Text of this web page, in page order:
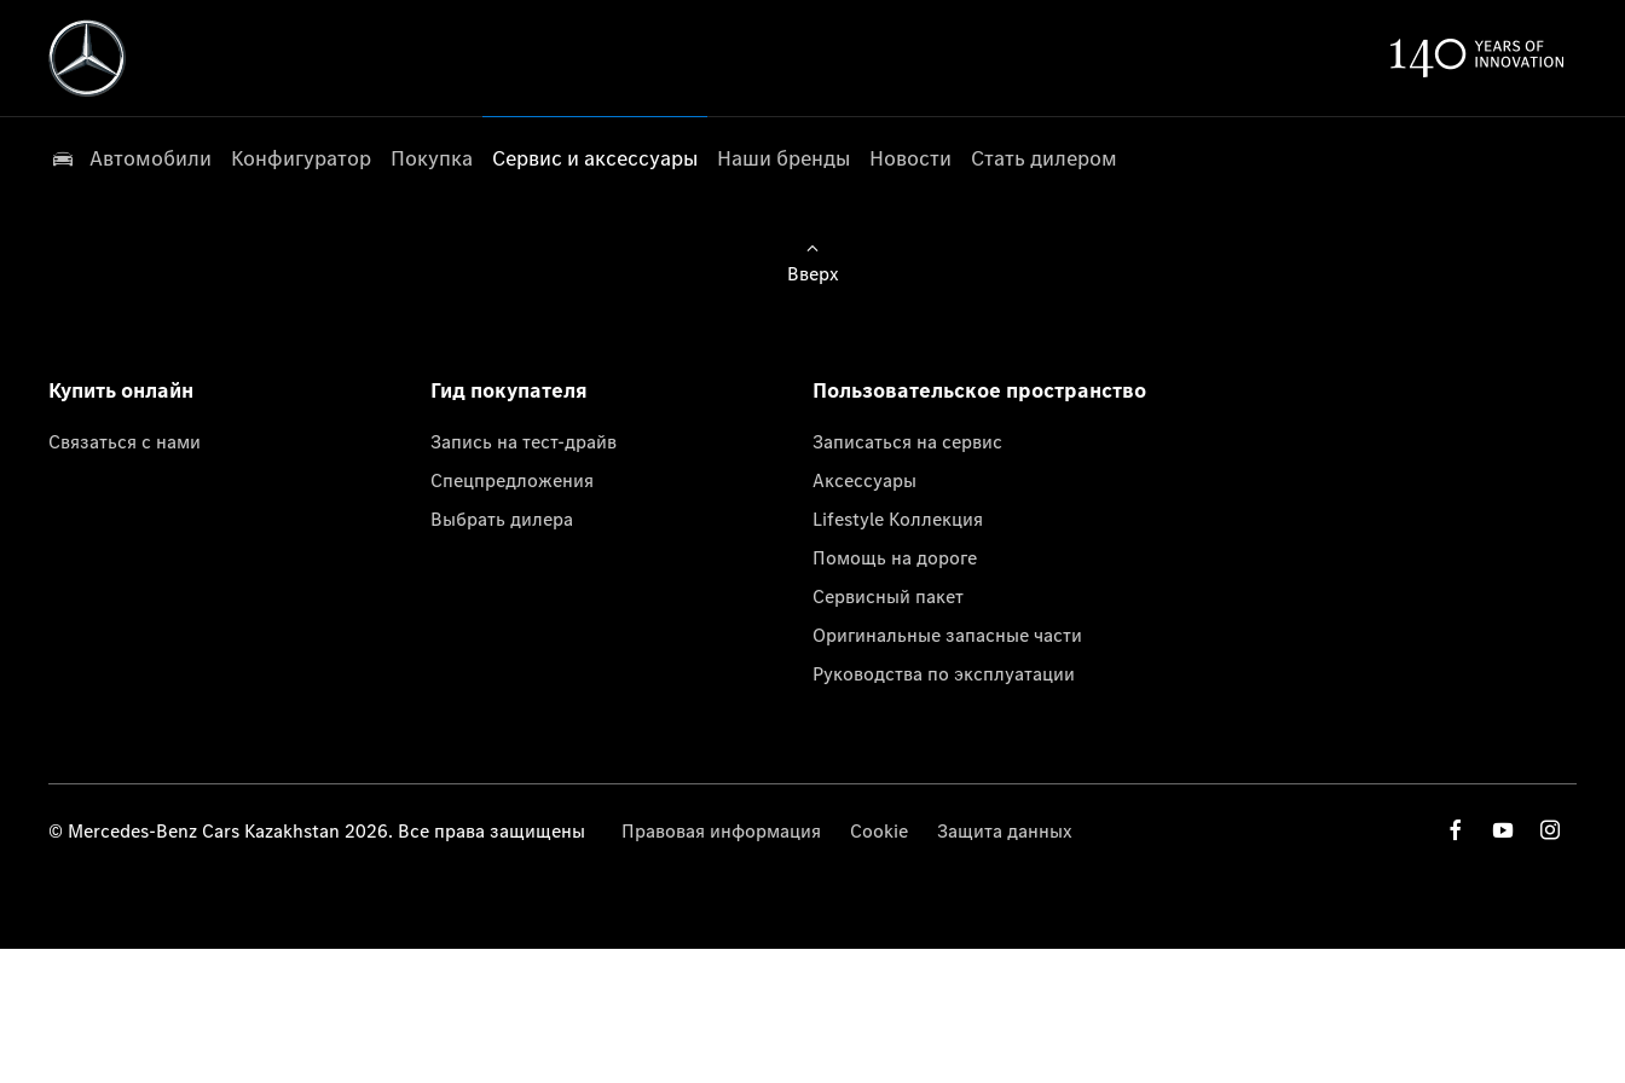
Автомобили Конфигуратор Покупка Сервис и аксессуары Наши бренды Новости Стать дилером
Вверх
Купить онлайн
Связаться с нами
Гид покупателя
Запись на тест-драйв
Спецпредложения
Выбрать дилера
Пользовательское пространство
Записаться на сервис
Аксессуары
Lifestyle Коллекция
Помощь на дороге
Сервисный пакет
Оригинальные запасные части
Руководства по эксплуатации
© Mercedes-Benz Cars Kazakhstan 2026. Все права защищены Правовая информация Cookie Защита данных